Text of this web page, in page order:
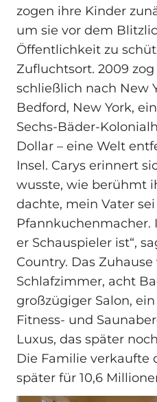
zogen ihre Kinder
um sie vor dem
Öffentlichkeit zu
Zufluchtsort. 2009
schließlich nach New
Bedford, New York,
Sechs-Bäder-
Dollar – eine Welt
Insel. Carys erinnert
wusste, wie berühmt
dachte, mein Vater sei
Pfannkuchenmacher.
er Schauspieler ist“,
Country. Das
Schlafzimmer, acht
großzügiger Salon,
Fitness- und
Luxus, das später
Die Familie verkaufte
später für 10,6